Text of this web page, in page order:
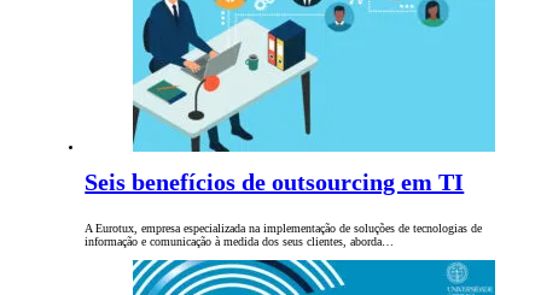
Seis benefícios de outsourcing em TI
A Eurotux, empresa especializada na implementação de soluções de tecnologias de
informação e comunicação à medida dos seus clientes, aborda…